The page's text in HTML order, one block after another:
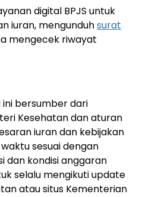
digital BPJS untuk
iuran, mengunduhsurat
mengecek riwayat
bersumber dari
Kesehatan dan aturan
iuran dan kebijakan
sesuai dengan
dan kondisi anggaran
selalu mengikuti update
atau situs Kementerian